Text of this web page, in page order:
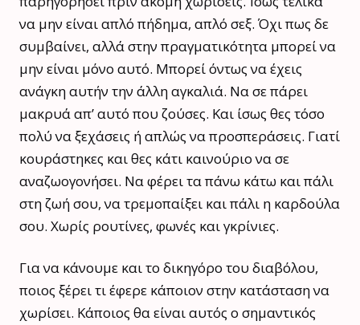
να μην είναι απλό πήδημα, απλό σεξ. Όχι πως δε
συμβαίνει, αλλά στην πραγματικότητα μπορεί να
μην είναι μόνο αυτό. Μπορεί όντως να έχεις
ανάγκη αυτήν την άλλη αγκαλιά. Να σε πάρει
μακρυά απ’ αυτό που ζούσες. Και ίσως θες τόσο
πολύ να ξεχάσεις ή απλώς να προσπεράσεις. Γιατί
κουράστηκες και θες κάτι καινούριο να σε
αναζωογονήσει. Να φέρει τα πάνω κάτω και πάλι
στη ζωή σου, να τρεμοπαίξει και πάλι η καρδούλα
σου. Χωρίς ρουτίνες, φωνές και γκρίνιες.
Για να κάνουμε και το δικηγόρο του διαβόλου,
ποιος ξέρει τι έφερε κάποιον στην κατάσταση να
χωρίσει. Κάποιος θα είναι αυτός ο σημαντικός